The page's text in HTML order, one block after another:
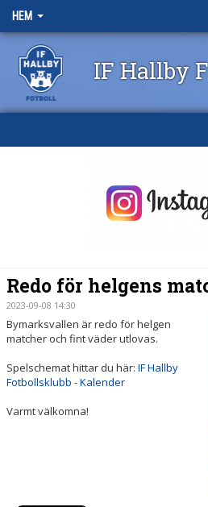
HEM
IF Hallby
KALENDER
BILDGALLERI
DOKUMENT
VÅRA LAG
Redo för helgens
2023-09-08 14:30
Bymarksvallen är redo för helgen
matcher och fint väder utlovas.
Spelschemat hittar du här: IF Hallby
Fotbollsklubb - Kalender
Varmt välkomna!